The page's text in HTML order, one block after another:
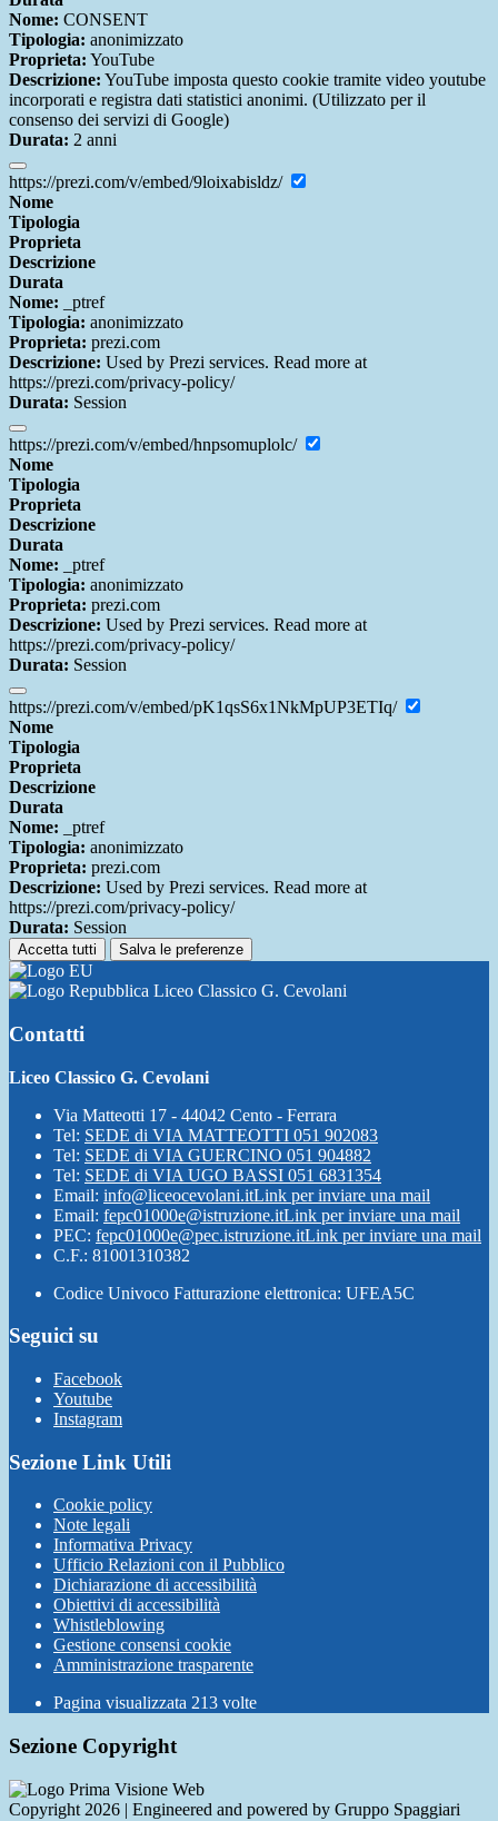
Nome: CONSENT
Tipologia: anonimizzato
Proprieta: YouTube
Descrizione: YouTube imposta questo cookie tramite video youtube
incorporati e registra dati statistici anonimi. (Utilizzato per il
consenso dei servizi di Google)
Durata: 2 anni
https://prezi.com/v/embed/9loixabisldz/
Nome
Tipologia
Proprieta
Descrizione
Durata
Nome: _ptref
Tipologia: anonimizzato
Proprieta: prezi.com
Descrizione: Used by Prezi services. Read more at
https://prezi.com/privacy-policy/
Durata: Session
https://prezi.com/v/embed/hnpsomuplolc/
Nome
Tipologia
Proprieta
Descrizione
Durata
Nome: _ptref
Tipologia: anonimizzato
Proprieta: prezi.com
Descrizione: Used by Prezi services. Read more at
https://prezi.com/privacy-policy/
Durata: Session
https://prezi.com/v/embed/pK1qsS6x1NkMpUP3ETIq/
Nome
Tipologia
Proprieta
Descrizione
Durata
Nome: _ptref
Tipologia: anonimizzato
Proprieta: prezi.com
Descrizione: Used by Prezi services. Read more at
https://prezi.com/privacy-policy/
Durata: Session
Accetta tutti Salva le preferenze
Liceo Classico G. Cevolani
Contatti
Liceo Classico G. Cevolani
Via Matteotti 17 - 44042 Cento - Ferrara
Tel: SEDE di VIA MATTEOTTI 051 902083
Tel: SEDE di VIA GUERCINO 051 904882
Tel: SEDE di VIA UGO BASSI 051 6831354
Email: info@liceocevolani.itLink per inviare una mail
Email: fepc01000e@istruzione.itLink per inviare una mail
PEC: fepc01000e@pec.istruzione.itLink per inviare una mail
C.F.: 81001310382
Codice Univoco Fatturazione elettronica: UFEA5C
Seguici su
Facebook
Youtube
Instagram
Sezione Link Utili
Cookie policy
Note legali
Informativa Privacy
Ufficio Relazioni con il Pubblico
Dichiarazione di accessibilità
Obiettivi di accessibilità
Whistleblowing
Gestione consensi cookie
Amministrazione trasparente
Pagina visualizzata 213 volte
Sezione Copyright
Copyright 2026 | Engineered and powered by Gruppo Spaggiari